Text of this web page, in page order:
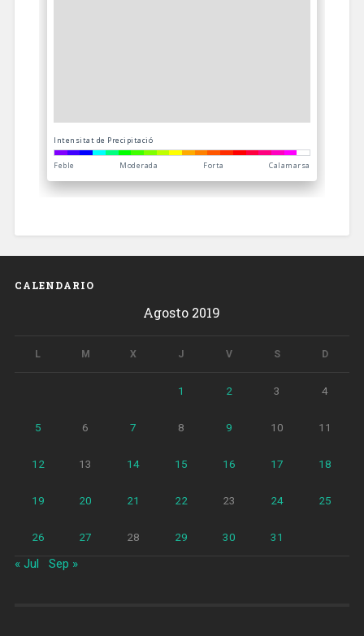
CALENDARIO
Agosto 2019
L M X J V S D
1 2 3 4
5 6 7 8 9 10 11
12 13 14 15 16 17 18
19 20 21 22 23 24 25
26 27 28 29 30 31
« Jul Sep »